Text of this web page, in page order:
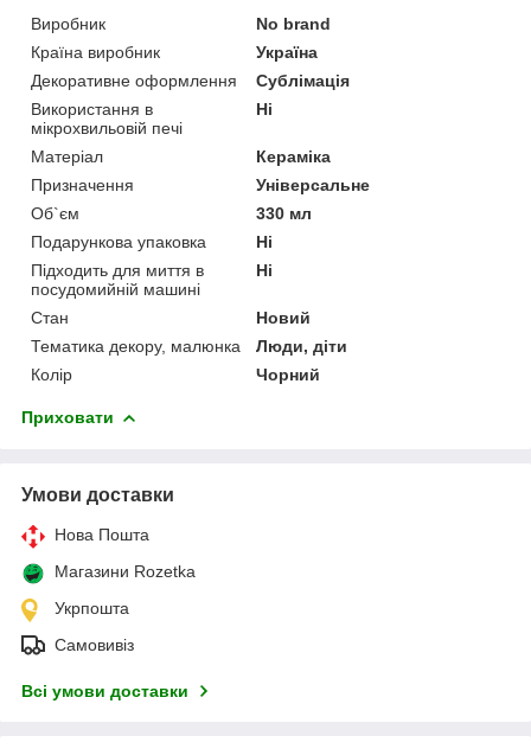
Виробник
No brand
Країна виробник
Україна
Декоративне оформлення
Сублімація
Використання в
мікрохвильовій печі
Ні
Матеріал
Кераміка
Призначення
Універсальне
Об`єм
330 мл
Подарункова упаковка
Ні
Підходить для миття в
посудомийній машині
Ні
Стан
Новий
Тематика декору, малюнка
Люди, діти
Колір
Чорний
Приховати
Умови доставки
Нова Пошта
Магазини Rozetka
Укрпошта
Самовивіз
Всі умови доставки